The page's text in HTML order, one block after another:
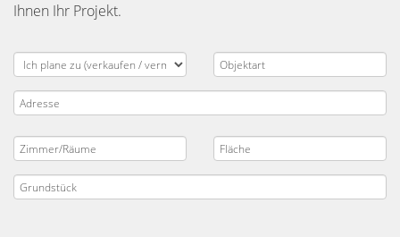
Ihnen Ihr Projekt.